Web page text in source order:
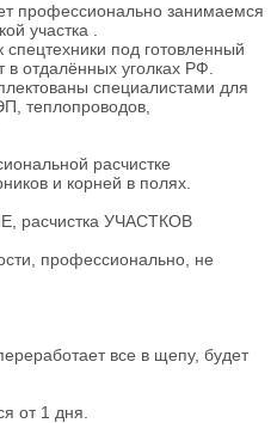
профессионально занимаемся
участка .
под готовленный
отдалённых уголках РФ.
специалистами для
теплопроводов,
расчистке
и корней в полях.
расчистка УЧАСТКОВ
профессионально, не
все в щепу, будет
от 1 дня.